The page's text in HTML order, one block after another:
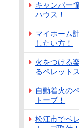
キャンパー
ハウス！
マイホーム
したい方！
火をつける
るペレット
自動着火の
トーブ！
松江市でペ